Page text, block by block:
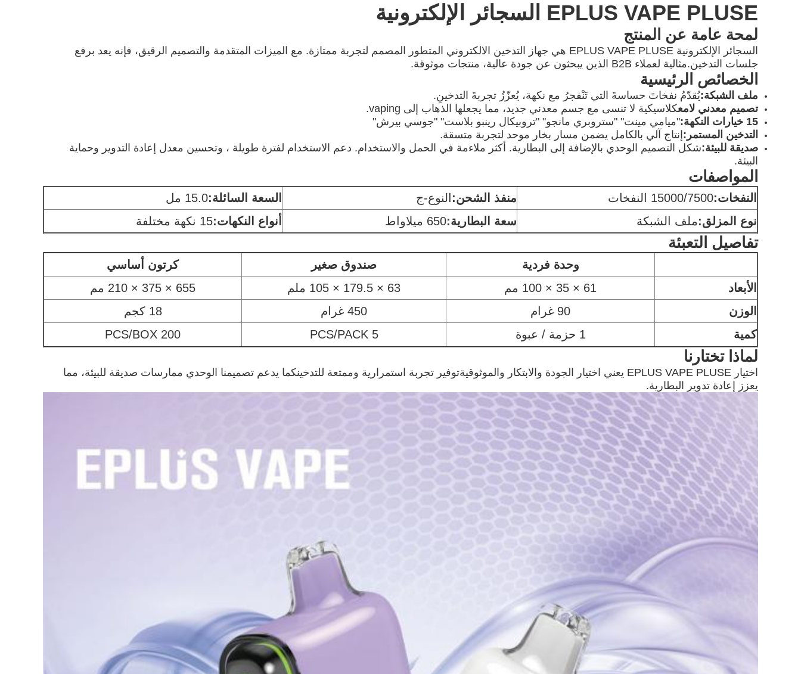
EPLUS VAPE PLUSE السجائر الإلكترونية
لمحة عامة عن المنتج
السجائر الإلكترونية EPLUS VAPE PLUSE هي جهاز التدخين الالكتروني المتطور المصمم لتجربة ممتازة. مع الميزات المتقدمة والتصميم الرقيق، فإنه يعد برفع
جلسات التدخين.مثالية لعملاء B2B الذين يبحثون عن جودة عالية، منتجات موثوقة.
الخصائص الرئيسية
ملف الشبكة:يُقدّمُ نفخاتَ حساسةَ التي تَنْفجرُ مع نكهة، يُعزّزُ تجربةَ التدخينِ.
تصميم معدني لامعكلاسيكية لا تنسى مع جسم معدني جديد، مما يجعلها الذهاب إلى vaping.
15 خيارات النكهة
:"ميامي مينت" "ستروبري مانجو" "تروبيكال رينبو بلاست" "جوسي بيرش"
التدخين المستمر: إنتاج آلي بالكامل يضمن مسار بخار موحد لتجربة متسقة.
صديقة للبيئة:شكل التصميم الوحدي بالإضافة إلى البطارية. أكثر ملاءمة في الحمل والاستخدام. دعم الاستخدام لفترة طويلة ، وتحسين معدل إعادة التدوير وحماية
البيئة.
المواصفات
النفخات:15000/7500 النفخات منفذ الشحن: النوع-ج السعة السائلة:15.0 مل
نوع المزلق:ملف الشبكة سعة البطارية:650 ميلاواط أنواع النكهات:15 نكهة مختلفة
تفاصيل التعبئة
وحدة فردية صندوق صغير
كرتون أساسي
الأبعاد
61 × 35 × 100 مم 63 × 179.5 × 105 ملم
655 × 375 × 210 مم
الوزن
90 غرام 450 غرام
18 كجم
كمية
1 حزمة / عبوة 5 PCS/PACK
200 PCS/BOX
لماذا تختارنا
اختيار EPLUS VAPE PLUSE يعني اختيار الجودة والابتكار والموثوقيةتوفير تجربة استمرارية وممتعة للتدخينكما يدعم تصميمنا الوحدي ممارسات صديقة للبيئة، مما
يعزز إعادة تدوير البطارية.